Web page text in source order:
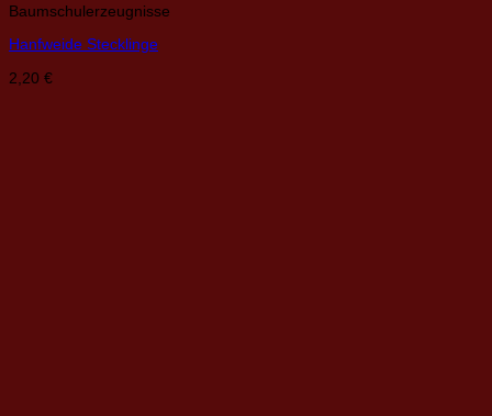
Baumschulerzeugnisse
Hanfweide Stecklinge
2,20 €